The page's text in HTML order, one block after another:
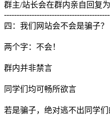
群主/站长会在群内亲自回复
四：我们网站会不会是骗子？
两个字：不会！
群内并非禁言
同学们均可畅所欲言
若是骗子，绝对逃不出同学们